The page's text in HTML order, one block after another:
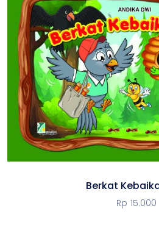
Berkat
Rp 15.000